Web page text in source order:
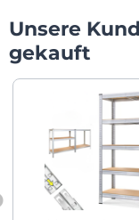
Unsere
gekauft